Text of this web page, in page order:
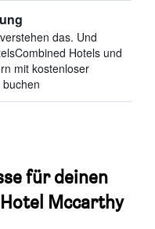
das. Und
Hotels und
mit kostenloser
für deinen
Mccarthy